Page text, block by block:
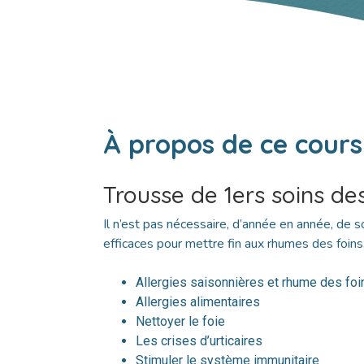
À propos de ce cours
Trousse de 1ers soins
Il n’est pas nécessaire, d’année en année,
efficaces pour mettre fin aux rhumes des
Allergies saisonnières et rhume des
Allergies alimentaires
Nettoyer le foie
Les crises d’urticaires
Stimuler le système immunitaire